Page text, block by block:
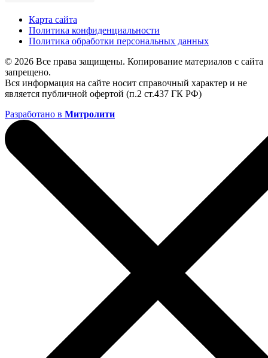
Карта сайта
Политика конфиденциальности
Политика обработки персональных данных
© 2026 Все права защищены. Копирование материалов с сайта
запрещено.
Вся информация на сайте носит справочный характер и не
является публичной офертой (п.2 ст.437 ГК РФ)
Разработано в Митролити